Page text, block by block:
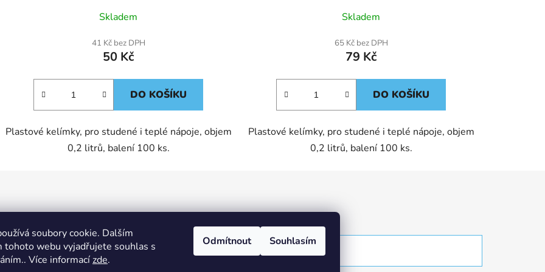
soubory cookie. Dalším
tohoto webu vyjadřujete souhlas s
Více informacízde.
Odmítnout Souhlasím
Skladem
41 Kč bez DPH
50 Kč
DO KOŠÍKU
Plastové kelímky, pro studené i teplé nápoje, objem
0,2 litrů, balení 100 ks.
Skladem
65 Kč bez DPH
79 Kč
DO KOŠÍKU
Plastové kelímky, pro studené i teplé nápoje, objem
0,2 litrů, balení 100 ks.
0KS /0 KČ